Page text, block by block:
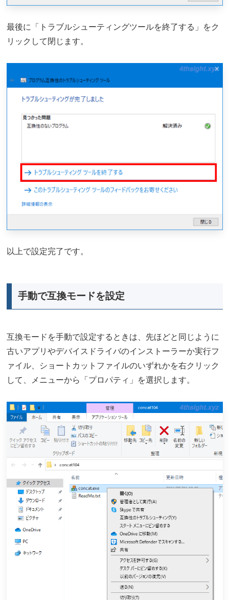
最後に「トラブルシューティングツールを終了する」をク
リックして閉じます。
以上で設定完了です。
手動で互換モードを設定
互換モードを手動で設定するときは、先ほどと同じように
古いアプリやデバイスドライバのインストーラーか実行フ
ァイル、ショートカットファイルのいずれかを右クリック
して、メニューから「プロパティ」を選択します。